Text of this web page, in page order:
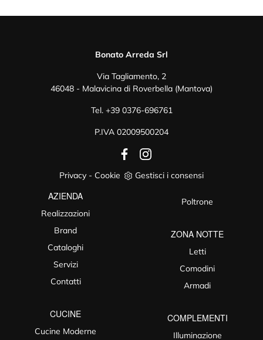
Bonato Arreda Srl
Via Tagliamento, 2
46048 - Malavicina di Roverbella (Mantova)
Tel. +39 0376-696761
P.IVA 02009500204
Privacy - Cookie Gestisci i consensi
AZIENDA
Realizzazioni
Brand
Cataloghi
Servizi
Contatti
CUCINE
Cucine Moderne
Poltrone
ZONA NOTTE
Letti
Comodini
Armadi
COMPLEMENTI
Illuminazione